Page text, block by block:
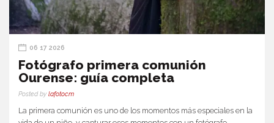
06 17 2026
Fotógrafo primera comunión
Ourense: guía completa
Posted by lafotocm
La primera comunión es uno de los momentos más especiales en la